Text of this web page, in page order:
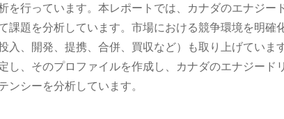
を行っています。本レポートでは、カナダのエナジー
課題を分析しています。市場における競争環境を明確
入、開発、提携、合併、買収など）も取り上げていま
し、そのプロファイルを作成し、カナダのエナジード
ンシーを分析しています。